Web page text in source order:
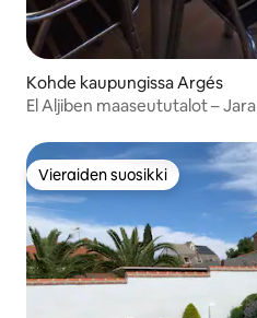
Kohde kaupungissa Argés
El Aljiben maaseututalot – Jara
Vieraiden suosikki
Vieraiden suosikki